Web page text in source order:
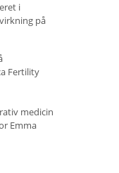
i
på
Fertility
medicin
Emma